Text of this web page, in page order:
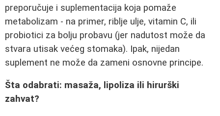
preporučuje i suplementacija koja pomaže
metabolizam - na primer, riblje ulje, vitamin C, ili
probiotici za bolju probavu (jer nadutost može da
stvara utisak većeg stomaka). Ipak, nijedan
suplement ne može da zameni osnovne principe.
Šta odabrati: masaža, lipoliza ili hirurški
zahvat?